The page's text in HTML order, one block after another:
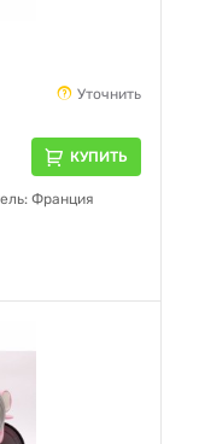
Уточнить
КУПИТЬ
Франция